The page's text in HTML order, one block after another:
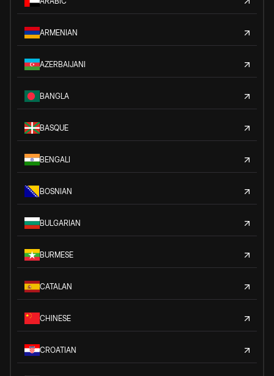
ARMENIAN
AZERBAIJANI
BANGLA
BASQUE
BENGALI
BOSNIAN
BULGARIAN
BURMESE
CATALAN
CHINESE
CROATIAN